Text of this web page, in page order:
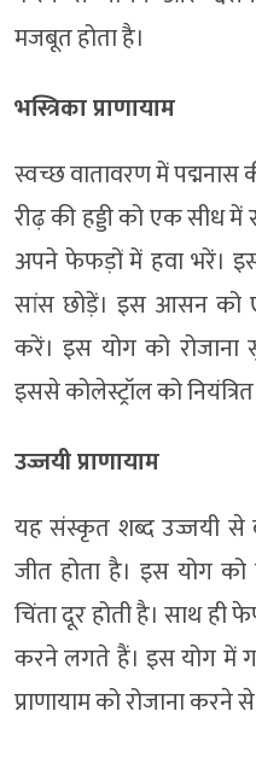
मजबूत होता है।
​भस्त्रिका प्राणायाम
स्वच्छ वातावरण में पद्मनास
रीढ़ की हड्डी को एक सीध
अपने फेफड़ों में हवा भरें।
सांस छोड़ें। इस आसन को
करें। इस योग को
इससे कोलेस्ट्रॉल को
​उज्जयी प्राणायाम
यह संस्कृत शब्द उज्जयी से
जीत होता है। इस योग
चिंता दूर होती है। साथ
करने लगते हैं। इस योग में
प्राणायाम को रोजाना करने